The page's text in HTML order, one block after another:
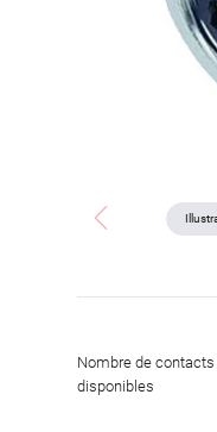
Nombre de contacts
disponibles